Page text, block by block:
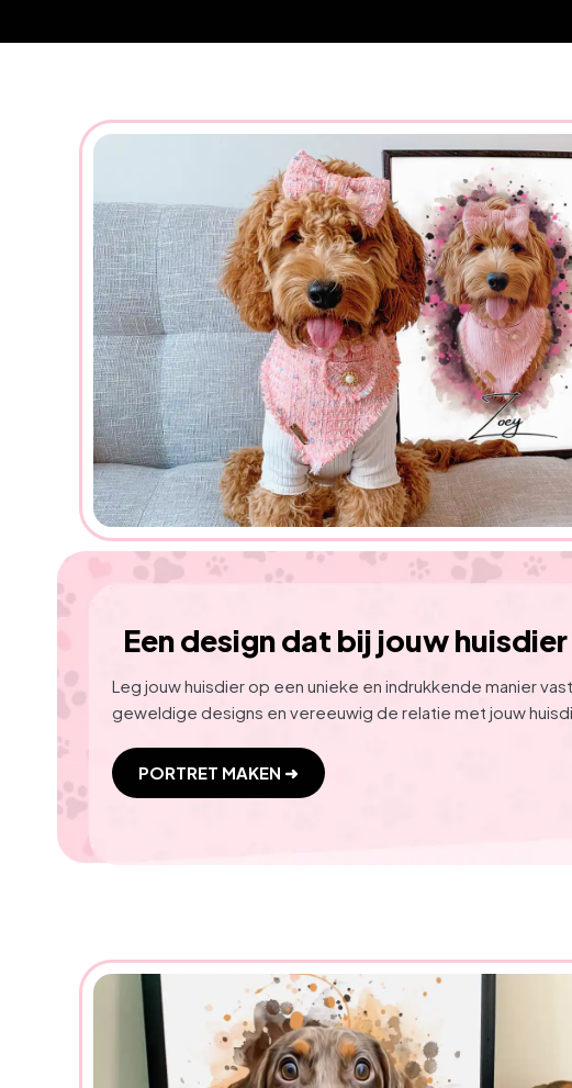
Een design dat bij jouw
Leg jouw huisdier op een unieke en indrukkende manier
geweldige designs en vereeuwig de relatie met jouw
PORTRET MAKEN ➜